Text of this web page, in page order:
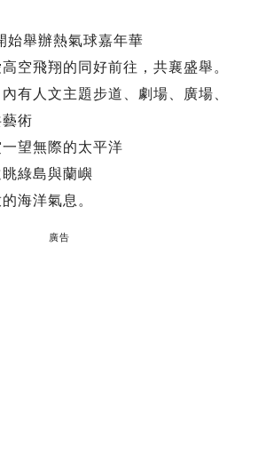
始舉辦熱氣球嘉年華
空飛翔的同好前往，共襄盛舉。
有人文主題步道、劇場、廣場、
術
望無際的太平洋
綠島與蘭嶼
海洋氣息。
廣告